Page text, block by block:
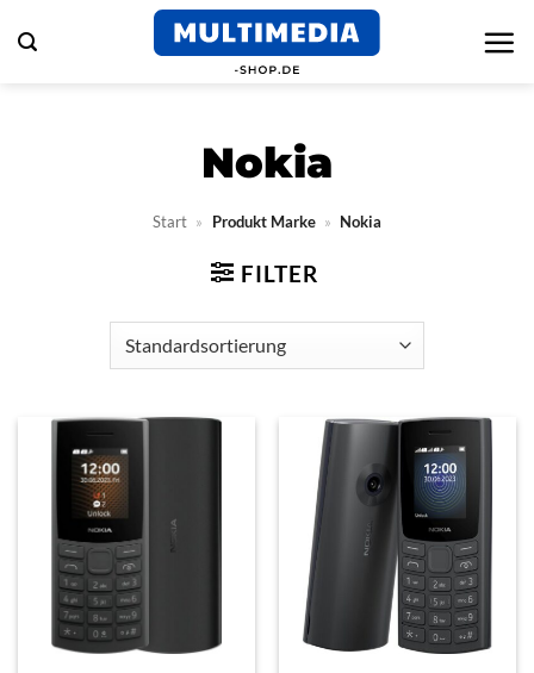
Inhalt
Nokia
Start » Produkt Marke » Nokia
FILTER